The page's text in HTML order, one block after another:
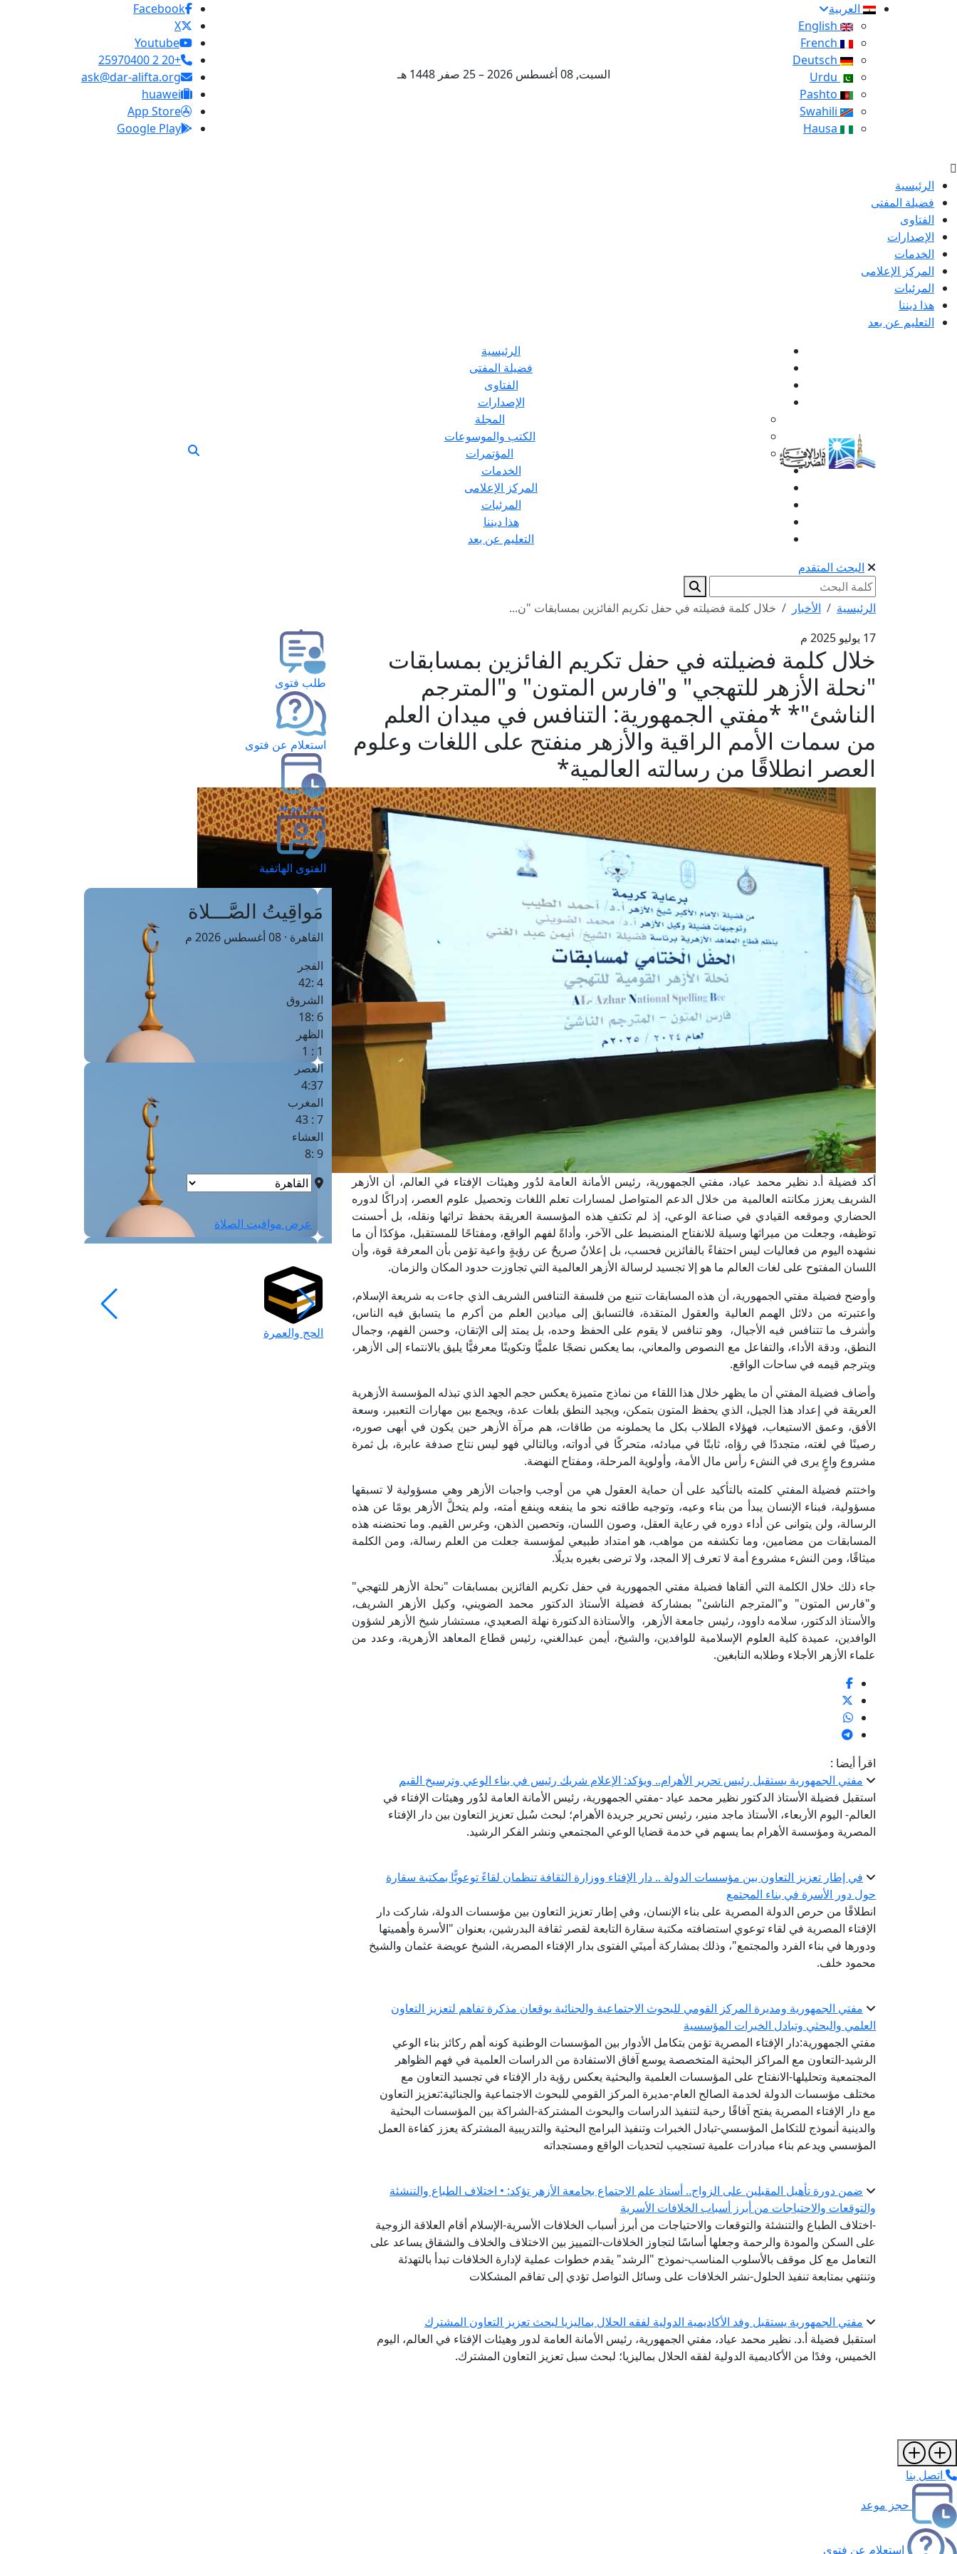
العربية
السبت, 08 أغسطس 2026 – 25 صفر 1448 هـ
Facebook
X
Youtube
+20 2 25970400
ask@dar-alifta.org
huawei
App Store
Google Play
الرئيسية
فضيلة المفتى
الفتاوى
الإصدارات
الخدمات
المركز الإعلامى
المرئيات
هذا ديننا
التعليم عن بعد
الرئيسية
فضيلة المفتى
الفتاوى
الإصدارات
المجلة
الكتب والموسوعات
المؤتمرات
الخدمات
المركز الإعلامى
المرئيات
هذا ديننا
التعليم عن بعد
البحث المتقدم
الرئيسية الأخبار
خلال كلمة فضيلته في حفل تكريم الفائزين بمسابقات "ن...
17 يوليو 2025 م
خلال كلمة فضيلته في حفل تكريم الفائزين بمسابقات
"نحلة الأزهر للتهجي" و"فارس المتون" و"المترجم
الناشئ"* *مفتي الجمهورية: التنافس في ميدان العلم
من سمات الأمم الراقية والأزهر منفتح على اللغات وعلوم
العصر انطلاقًا من رسالته العالمية*
أكد فضيلة أ.د نظير محمد عياد، مفتي الجمهورية، رئيس الأمانة العامة لدُور وهيئات الإفتاء في العالم، أن الأزهر
الشريف يعزز مكانته العالمية من خلال الدعم المتواصل لمسارات تعلم اللغات وتحصيل علوم العصر، إدراكًا لدوره
الحضاري وموقعه القيادي في صناعة الوعي، إذ لم تكتفِ هذه المؤسسة العريقة بحفظ تراثها ونقله، بل أحسنت
توظيفه، وجعلت من ميراثها وسيلة للانفتاح المنضبط على الآخر، وأداةً لفهم الواقع، ومفتاحًا للمستقبل، مؤكدًا أن ما
نشهده اليوم من فعاليات ليس احتفاءً بالفائزين فحسب، بل إعلانٌ صريحٌ عن رؤيةٍ واعية تؤمن بأن المعرفة قوة، وأن
اللسان المفتوح على لغات العالم ما هو إلا تجسيد لرسالة الأزهر العالمية التي تجاوزت حدود المكان والزمان.
وأوضح فضيلة مفتي الجمهورية، أن هذه المسابقات تنبع من فلسفة التنافس الشريف الذي جاءت به شريعة الإسلام،
واعتبرته من دلائل الهمم العالية والعقول المتقدة، فالتسابق إلى ميادين العلم من أكرم ما يتسابق فيه الناس،
وأشرف ما تتنافس فيه الأجيال، وهو تنافس لا يقوم على الحفظ وحده، بل يمتد إلى الإتقان، وحسن الفهم، وجمال
النطق، ودقة الأداء، والتفاعل مع النصوص والمعاني، بما يعكس نضجًا علميًّا وتكوينًا معرفيًّا يليق بالانتماء إلى الأزهر،
ويترجم قيمه في ساحات الواقع.
وأضاف فضيلة المفتي أن ما يظهر خلال هذا اللقاء من نماذج متميزة يعكس حجم الجهد الذي تبذله المؤسسة الأزهرية
العريقة في إعداد هذا الجيل، الذي يحفظ المتون بتمكن، ويجيد النطق بلغات عدة، ويجمع بين مهارات التعبير، وسعة
الأفق، وعمق الاستيعاب، فهؤلاء الطلاب بكل ما يحملونه من طاقات، هم مرآة الأزهر حين يكون في أبهى صوره،
رصينًا في لغته، متجددًا في رؤاه، ثابتًا في مبادئه، متحركًا في أدواته، وبالتالي فهو ليس نتاج صدفة عابرة، بل ثمرة
مشروع واعٍ يرى في النشء رأس مال الأمة، وأولوية المرحلة، ومفتاح النهضة.
واختتم فضيلة المفتي كلمته بالتأكيد على أن حماية العقول هي من أوجب واجبات الأزهر وهي مسؤولية لا تسبقها
مسؤولية، فبناء الإنسان يبدأ من بناء وعيه، وتوجيه طاقته نحو ما ينفعه وينفع أمته، ولم يتخلَّ الأزهر يومًا عن هذه
الرسالة، ولن يتوانى عن أداء دوره في رعاية العقل، وصون اللسان، وتحصين الذهن، وغرس القيم. وما تحتضنه هذه
المسابقات من مضامين، وما تكشفه من مواهب، هو امتداد طبيعي لمؤسسة جعلت من العلم رسالة، ومن الكلمة
ميثاقًا، ومن النشء مشروع أمة لا تعرف إلا المجد، ولا ترضى بغيره بديلًا.
جاء ذلك خلال الكلمة التي ألقاها فضيلة مفتي الجمهورية في حفل تكريم الفائزين بمسابقات "نحلة الأزهر للتهجي"
و"فارس المتون" و"المترجم الناشئ" بمشاركة فضيلة الأستاذ الدكتور محمد الضويني، وكيل الأزهر الشريف،
والأستاذ الدكتور، سلامه داوود، رئيس جامعة الأزهر، والأستاذة الدكتورة نهلة الصعيدي، مستشار شيخ الأزهر لشؤون
الوافدين، عميدة كلية العلوم الإسلامية للوافدين، والشيخ، أيمن عبدالغني، رئيس قطاع المعاهد الأزهرية، وعدد من
علماء الأزهر الأجلاء وطلابه النابغين.
اقرأ أيضا :
مفتي الجمهورية يستقبل رئيس تحرير الأهرام.. ويؤكد: الإعلام شريك رئيس في بناء الوعي وترسيخ القيم
استقبل فضيلة الأستاذ الدكتور نظير محمد عياد -مفتي الجمهورية، رئيس الأمانة العامة لدُور وهيئات الإفتاء في
العالم- اليوم الأربعاء، الأستاذ ماجد منير، رئيس تحرير جريدة الأهرام؛ لبحث سُبل تعزيز التعاون بين دار الإفتاء
المصرية ومؤسسة الأهرام بما يسهم في خدمة قضايا الوعي المجتمعي ونشر الفكر الرشيد.
في إطار تعزيز التعاون بين مؤسسات الدولة .. دار الإفتاء ووزارة الثقافة تنظمان لقاءً توعويًّا بمكتبة سقارة
حول دور الأسرة في بناء المجتمع
انطلاقًا من حرص الدولة المصرية على بناء الإنسان، وفي إطار تعزيز التعاون بين مؤسسات الدولة، شاركت دار
الإفتاء المصرية في لقاء توعوي استضافته مكتبة سقارة التابعة لقصر ثقافة البدرشين، بعنوان "الأسرة وأهميتها
ودورها في بناء الفرد والمجتمع"، وذلك بمشاركة أمينَي الفتوى بدار الإفتاء المصرية، الشيخ عويضة عثمان والشيخ
محمود خلف.
مفتي الجمهورية ومديرة المركز القومي للبحوث الاجتماعية والجنائية يوقعان مذكرة تفاهم لتعزيز التعاون
العلمي والبحثي وتبادل الخبرات المؤسسية
مفتي الجمهورية:دار الإفتاء المصرية تؤمن بتكامل الأدوار بين المؤسسات الوطنية كونه أهم ركائز بناء الوعي
الرشيد-التعاون مع المراكز البحثية المتخصصة يوسع آفاق الاستفادة من الدراسات العلمية في فهم الظواهر
المجتمعية وتحليلها-الانفتاح على المؤسسات العلمية والبحثية يعكس رؤية دار الإفتاء في تجسيد التعاون مع
مختلف مؤسسات الدولة لخدمة الصالح العام-مديرة المركز القومي للبحوث الاجتماعية والجنائية:تعزيز التعاون
مع دار الإفتاء المصرية يفتح آفاقًا رحبة لتنفيذ الدراسات والبحوث المشتركة-الشراكة بين المؤسسات البحثية
والدينية أنموذج للتكامل المؤسسي-تبادل الخبرات وتنفيذ البرامج البحثية والتدريبية المشتركة يعزز كفاءة العمل
المؤسسي ويدعم بناء مبادرات علمية تستجيب لتحديات الواقع ومستجداته
ضمن دورة تأهيل المقبلين على الزواج.. أستاذ علم الاجتماع بجامعة الأزهر تؤكد: • اختلاف الطباع والتنشئة
والتوقعات والاحتياجات من أبرز أسباب الخلافات الأسرية
-اختلاف الطباع والتنشئة والتوقعات والاحتياجات من أبرز أسباب الخلافات الأسرية-الإسلام أقام العلاقة الزوجية
على السكن والمودة والرحمة وجعلها أساسًا لتجاوز الخلافات-التمييز بين الاختلاف والخلاف والشقاق يساعد على
التعامل مع كل موقف بالأسلوب المناسب-نموذج "الرشد" يقدم خطوات عملية لإدارة الخلافات تبدأ بالتهدئة
وتنتهي بمتابعة تنفيذ الحلول-نشر الخلافات على وسائل التواصل تؤدي إلى تفاقم المشكلات
مفتي الجمهورية يستقبل وفد الأكاديمية الدولية لفقه الحلال بماليزيا لبحث تعزيز التعاون المشترك
استقبل فضيلة أ.د. نظير محمد عياد، مفتي الجمهورية، رئيس الأمانة العامة لدور وهيئات الإفتاء في العالم، اليوم
الخميس، وفدًا من الأكاديمية الدولية لفقه الحلال بماليزيا؛ لبحث سبل تعزيز التعاون المشترك.
طلب فتوى
استعلام عن فتوى
حجز موعد
الفتوى الهاتفية
مَواقِيتُ الصَّـــلاة
القاهرة · 08 أغسطس 2026 م
الفجر
4 :42
الشروق
6 :18
الظهر
1 : 1
العصر
4:37
المغرب
7 : 43
العشاء
9 :8
عرض مواقيت الصلاة
الحج والعمرة
اتصل بنا
حجز موعد
استعلام عن فتوى